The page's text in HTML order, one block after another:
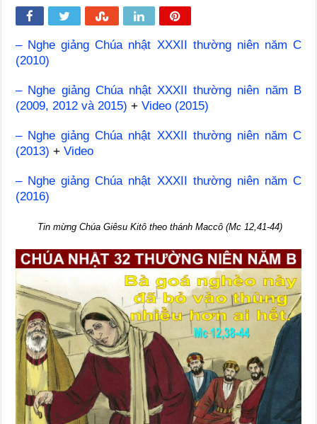
– Nghe giảng Chúa nhật XXXII thường niên năm C
(2010)
– Nghe giảng Chúa nhật XXXII thường niên năm B
(2009, 2012 và 2015)+Video (2015)
– Nghe giảng Chúa nhật XXXII thường niên năm C
(2013) +Video
– Nghe giảng Chúa nhật XXXII thường niên năm C
(2016)
Tin mừng Chúa Giêsu Kitô theo thánh Maccô (Mc 12,41-44)